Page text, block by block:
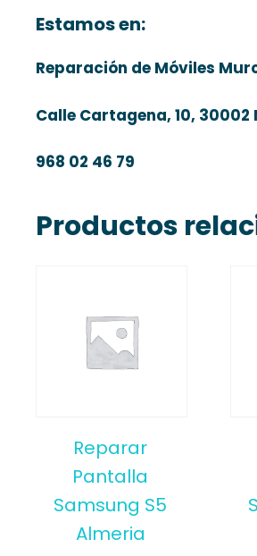
Estamos en:
Reparación de Móviles
Calle Cartagena, 10, 30002
968 02 46 79
Productos
Reparar
Pantalla
Samsung S5
Almeria